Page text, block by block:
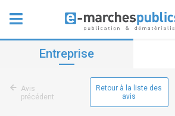
Entreprise
Avis
précédent
Retour à la liste des
avis